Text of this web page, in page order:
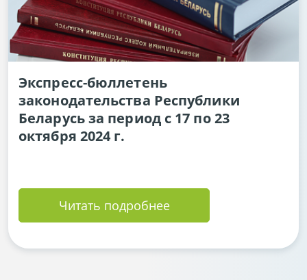
Экспресс-бюллетень
законодательства Республики
Беларусь за период с 17 по 23
октября 2024 г.
Читать подробнее